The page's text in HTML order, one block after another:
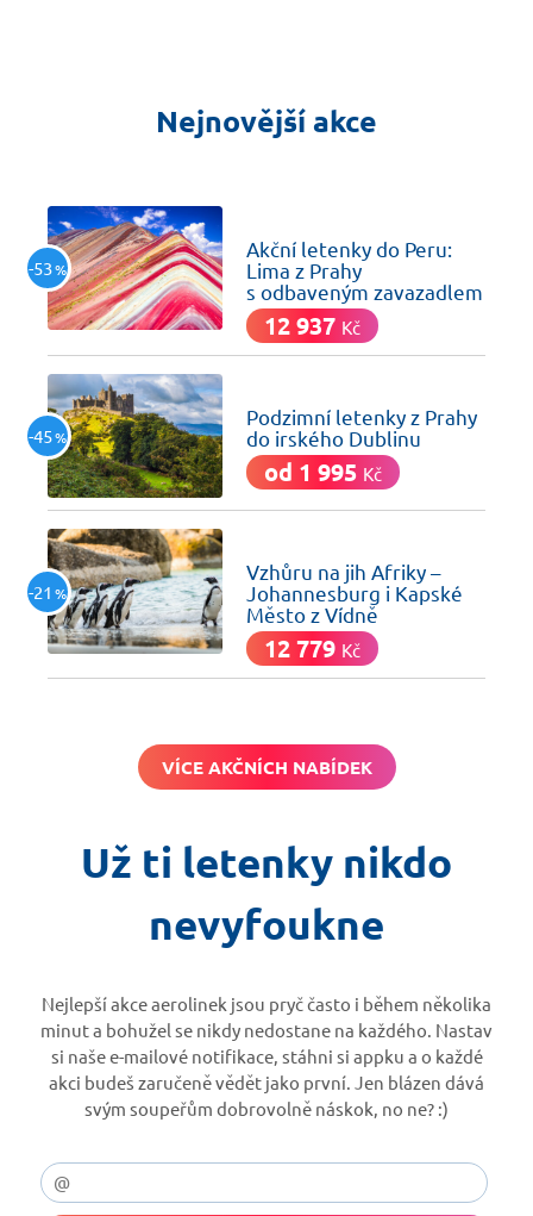
Nejnovější akce
-53%
Akční letenky do Peru:
Lima z Prahy
s odbaveným zavazadlem
12 937 Kč
-45%
Podzimní letenky z Prahy
do irského Dublinu
od 1 995 Kč
-21 %
Vzhůru na jih Afriky –
Johannesburg i Kapské
Město z Vídně
12 779 Kč
VÍCE AKČNÍCH NABÍDEK
Už ti letenky nikdo
nevyfoukne
Nejlepší akce aerolinek jsou pryč často i během několika
minut a bohužel se nikdy nedostane na každého. Nastav
si naše e-mailové notifikace, stáhni si appku a o každé
akci budeš zaručeně vědět jako první. Jen blázen dává
svým soupeřům dobrovolně náskok, no ne? :)